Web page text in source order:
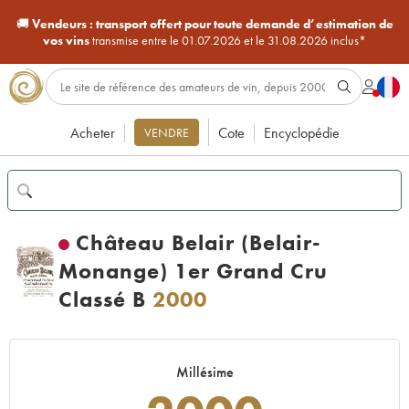
🚚Vendeurs : transport offert pour toute demande d’estimation de
vos vinstransmise entre le 01.07.2026 et le 31.08.2026 inclus*
Acheter VENDRE Cote Encyclopédie
Château Belair (Belair-
Monange) 1er Grand Cru
Classé B 2000
Millésime